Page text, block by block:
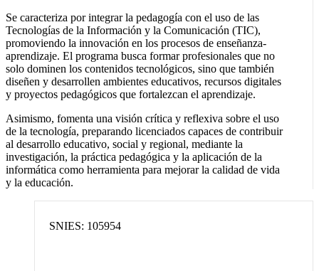
Se caracteriza por integrar la pedagogía con el uso de las
Tecnologías de la Información y la Comunicación (TIC),
promoviendo la innovación en los procesos de enseñanza-
aprendizaje. El programa busca formar profesionales que no
solo dominen los contenidos tecnológicos, sino que también
diseñen y desarrollen ambientes educativos, recursos digitales
y proyectos pedagógicos que fortalezcan el aprendizaje.
Asimismo, fomenta una visión crítica y reflexiva sobre el uso
de la tecnología, preparando licenciados capaces de contribuir
al desarrollo educativo, social y regional, mediante la
investigación, la práctica pedagógica y la aplicación de la
informática como herramienta para mejorar la calidad de vida
y la educación.
SNIES: 105954